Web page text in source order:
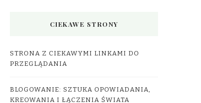
CIEKAWE STRONY
STRONA Z CIEKAWYMI LINKAMI DO
PRZEGLĄDANIA
BLOGOWANIE: SZTUKA OPOWIADANIA,
KREOWANIA I ŁĄCZENIA ŚWIATA